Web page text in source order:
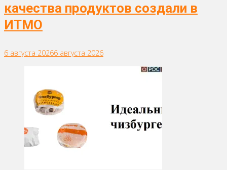
качества продуктов создали в
ИТМО
6 августа 20266 августа 2026